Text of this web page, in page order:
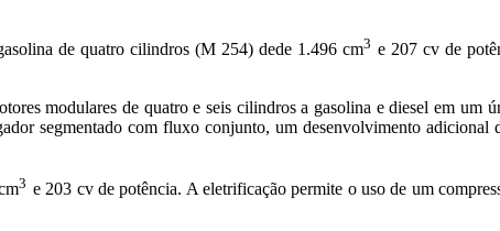
de quatro cilindros (M 254) dede 1.496 cm3 e 207 cv de
modulares de quatro e seis cilindros a gasolina e diesel em um
segmentado com fluxo conjunto, um desenvolvimento
3 e 203 cv de potência. A eletrificação permite o uso de um